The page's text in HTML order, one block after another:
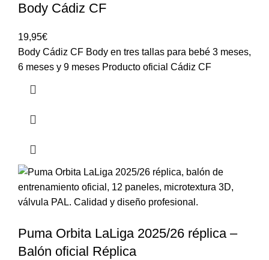
Body Cádiz CF
19,95€
Body Cádiz CF Body en tres tallas para bebé 3 meses,
6 meses y 9 meses Producto oficial Cádiz CF
Puma Orbita LaLiga 2025/26 réplica –
Balón oficial Réplica